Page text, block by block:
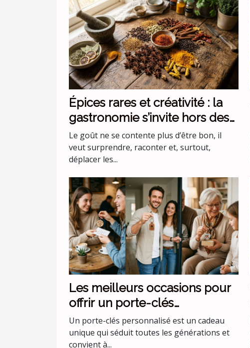
Épices rares et créativité : la
gastronomie s’invite hors des
codes
Le goût ne se contente plus d’être bon, il
veut surprendre, raconter et, surtout,
déplacer les...
Les meilleurs occasions pour
offrir un porte-clés
personnalisé
Un porte-clés personnalisé est un cadeau
unique qui séduit toutes les générations et
convient à...